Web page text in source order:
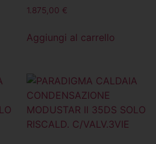
1.875,00 €
Aggiungi al carrello